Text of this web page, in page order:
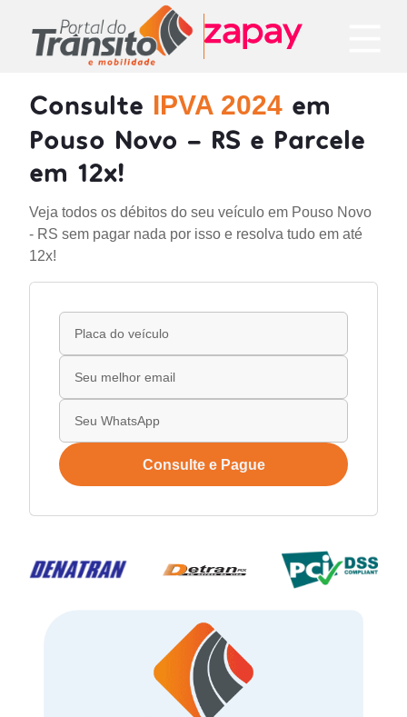
Consulte IPVA 2024 em
Pouso Novo - RS e Parcele
em 12x!
Veja todos os débitos do seu veículo em Pouso Novo
- RS sem pagar nada por isso e resolva tudo em até
12x!
Consulte e Pague